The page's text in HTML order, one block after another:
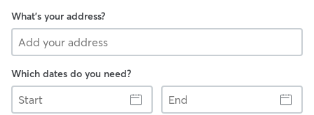
What's your address?
Which dates do you need?
Start
End